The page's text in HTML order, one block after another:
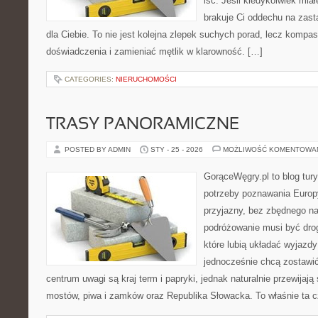
brakuje Ci oddechu na
dla Ciebie. To nie jest kolejna zlepek suchych porad, lecz
doświadczenia i zamieniać mętlik w klarowność. […]
CATEGORIES: NIERUCHOMOŚCI
TRASY PANORAMICZNE
POSTED BY ADMIN STY - 25 - 2026 MOŻLIWOŚĆ
GorąceWęgry.pl to blog
potrzeby poznawania
przyjazny, bez zbędnego
podróżowanie musi być
które lubią układać
jednocześnie chcą
centrum uwagi są kraj term i papryki, jednak naturalnie
mostów, piwa i zamków oraz Republika Słowacka. To właśnie